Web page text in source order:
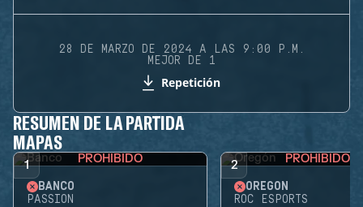
28 DE MARZO DE 2024 A LAS 9:00 P.M.
MEJOR DE 1
Repetición
RESUMEN DE LA PARTIDA
MAPAS
1 PROHIBIDO
BANCO
PASSION
2 PROHIBIDO
OREGÓN
ROC ESPORTS